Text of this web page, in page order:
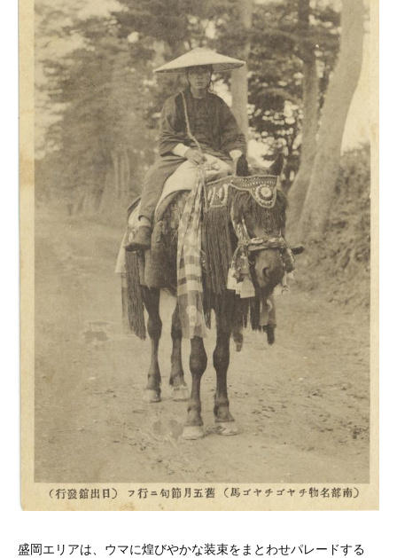
盛岡エリアは、ウマに煌びやかな装束をまとわせパレードする